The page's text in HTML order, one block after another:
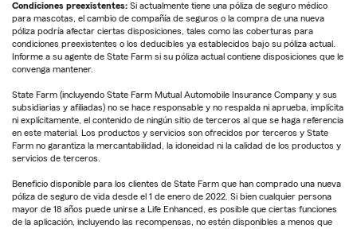
Condiciones preexistentes: Si actualmente tiene una póliza de seguro médico
para mascotas, el cambio de compañía de seguros o la compra de una nueva
póliza podría afectar ciertas disposiciones, tales como las coberturas para
condiciones preexistentes o los deducibles ya establecidos bajo su póliza actual.
Informe a su agente de State Farm si su póliza actual contiene disposiciones que le
convenga mantener.
State Farm (incluyendo State Farm Mutual Automobile Insurance Company y sus
subsidiarias y afiliadas) no se hace responsable y no respalda ni aprueba, implícita
ni explícitamente, el contenido de ningún sitio de terceros al que se haga referencia
en este material. Los productos y servicios son ofrecidos por terceros y State
Farm no garantiza la mercantabilidad, la idoneidad ni la calidad de los productos y
servicios de terceros.
Beneficio disponible para los clientes de State Farm que han comprado una nueva
póliza de seguro de vida desde el 1 de enero de 2022. Si bien cualquier persona
mayor de 18 años puede unirse a Life Enhanced, es posible que ciertas funciones
de la aplicación, incluyendo las recompensas, no estén disponibles a menos que